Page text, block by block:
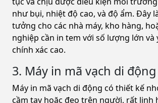
như bụi, nhiệt độ cao, và độ ẩm. Đây
tưởng cho các nhà máy, kho hàng,
nghiệp cần in tem với số lượng lớn và
chính xác cao.
3. Máy in mã vạch di động
Máy in mã vạch di động có thiết kế
cầm tay hoặc đeo trên người, rất linh